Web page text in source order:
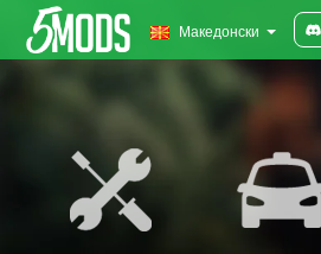
Македонски